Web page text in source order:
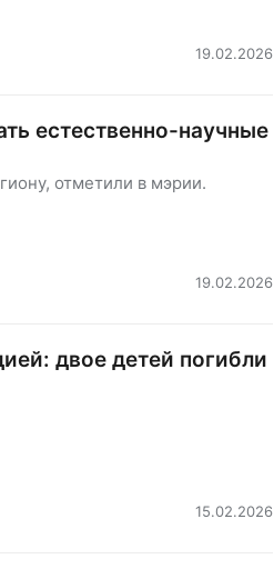
19.02.2026
естественно-научные
отметили в мэрии.
19.02.2026
двое детей погибли
15.02.2026